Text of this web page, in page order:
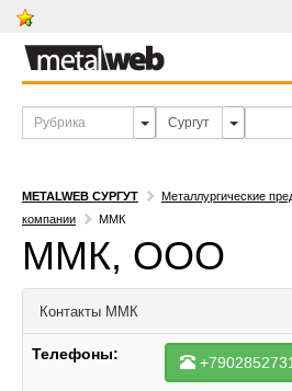
METALWEB СУРГУТ Металлургические
компании
ММК
ММК, ООО
Контакты ММК
Телефоны: